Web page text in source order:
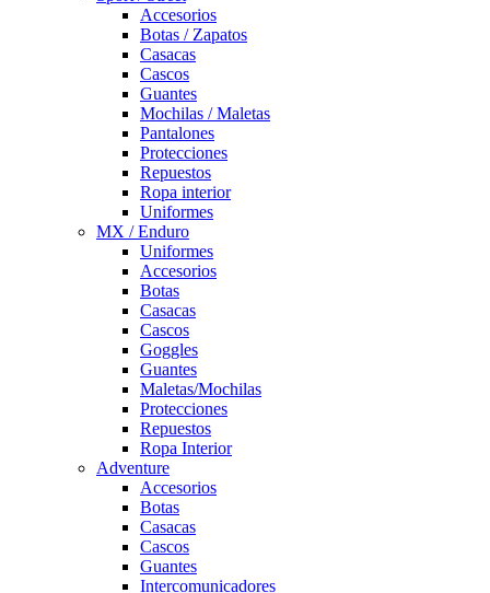
Accesorios
Botas / Zapatos
Casacas
Cascos
Guantes
Mochilas / Maletas
Pantalones
Protecciones
Repuestos
Ropa interior
Uniformes
MX / Enduro
Uniformes
Accesorios
Botas
Casacas
Cascos
Goggles
Guantes
Maletas/Mochilas
Protecciones
Repuestos
Ropa Interior
Adventure
Accesorios
Botas
Casacas
Cascos
Guantes
Intercomunicadores